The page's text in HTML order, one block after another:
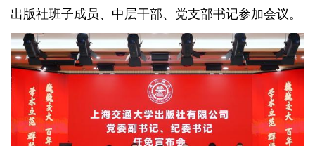
出版社班子成员、中层干部、党支部书记参加会议。